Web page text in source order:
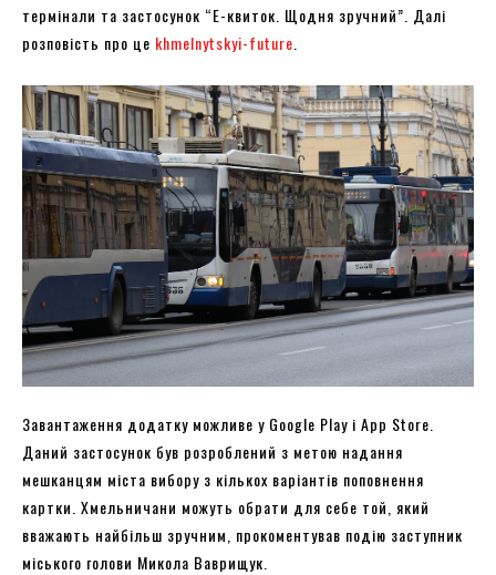
термінали та застосунок “Е-квиток. Щодня зручний”. Далі
розповість про це khmelnytskyi-future
Завантаження додатку можливе у Google Play і App Store.
Даний застосунок був розроблений з метою надання
мешканцям міста вибору з кількох варіантів поповнення
картки. Хмельничани можуть обрати для себе той, який
вважають найбільш зручним, прокоментував подію заступник
міського голови Микола Ваврищук.